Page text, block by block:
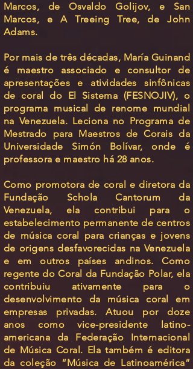
Marcos, de Osvaldo Golijov, e San
Marcos, e A Treeing Tree, de John
Adams.
Por mais de três décadas, María Guinand
é maestro associado e consultor de
apresentações e atividades sinfônicas
de coral do El Sistema (FESNOJIV), o
programa musical de renome mundial
na Venezuela. Leciona no Programa de
Mestrado para Maestros de Corais da
Universidade Simón Bolívar, onde é
professora e maestro há 28 anos.
Como promotora de coral e diretora da
Fundação Schola Cantorum da
Venezuela, ela contribui para o
estabelecimento permanente de centros
de música coral para crianças e jovens
de origens desfavorecidas na Venezuela
e em outros países andinos. Como
regente do Coral da Fundação Polar, ela
contribuiu ativamente para o
desenvolvimento da música coral em
empresas privadas. Atuou por doze
anos como vice-presidente latino-
americana da Federação Internacional
de Música Coral. Ela também é editora
da coleção “Música de Latinoamérica”